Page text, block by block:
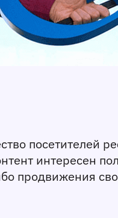
посетителей
интересен
продвижения